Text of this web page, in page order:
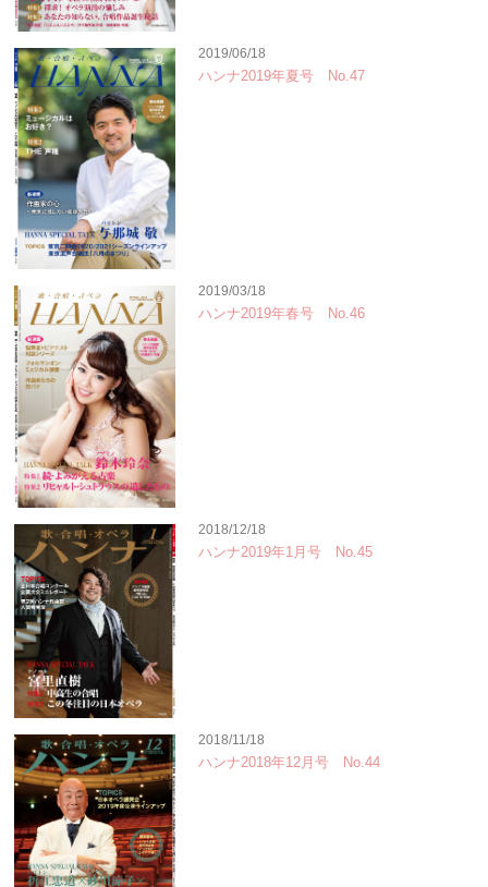
2019/06/18
ハンナ2019年夏号 No.47
2019/03/18
ハンナ2019年春号 No.46
2018/12/18
ハンナ2019年1月号 No.45
2018/11/18
ハンナ2018年12月号 No.44